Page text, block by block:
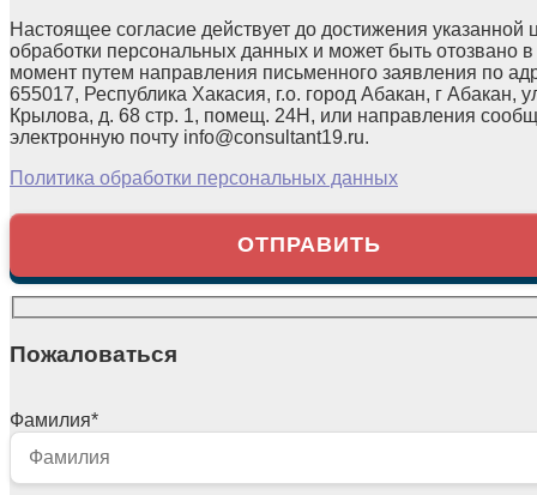
Настоящее согласие действует до достижения указанной
обработки персональных данных и может быть отозвано
момент путем направления письменного заявления по
655017, Республика Хакасия, г.о. город Абакан, г Абакан,
Крылова, д. 68 стр. 1, помещ. 24Н, или направления
электронную почту info@consultant19.ru.
Политика обработки персональных данных
Пожаловаться
Фамилия*